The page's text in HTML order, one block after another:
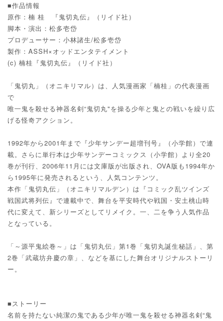
■作品情報
原作：楠 桂 『鬼切丸伝』（リイド社）
脚本・演出：松多壱岱
プロデューサー：小林諸生/松多壱岱
製作：ASSH×オッドエンタテイメント
(c) 楠桂『鬼切丸伝』（リイド社）
「鬼切丸」（オニキリマル）は、人気漫画家「楠桂」の代表漫画
で
唯一鬼を殺せる神器名剣“鬼切丸"を操る少年と鬼との戦いを繰り広
げる怪奇アクション。
1992年から2001年まで『少年サンデー超増刊号』（小学館）で連
載。さらに単行本は少年サンデーコミックス（小学館）より全20
巻が刊行、2006年11月には文庫版が出版され、OVA版も1994年か
ら1995年に発売されるという、人気コンテンツ。
本作「鬼切丸伝」（オニキリマルデン）は『コミック乱ツインズ
戦国武将列伝』で連載中で、舞台を平安時代や戦国・安土桃山時
代に変えて、新シリーズとしてリメイク。一、二を争う人気作品
となっている。
「～源平鬼絵巻～」は「鬼切丸伝」第1巻「鬼切丸誕生秘話」、第
2巻「武蔵坊弁慶の章」、などを基にした舞台オリジナルストーリ
ー。
■ストーリー
名前を持たない純潔の鬼である少年が唯一鬼を殺せる神器名剣“鬼